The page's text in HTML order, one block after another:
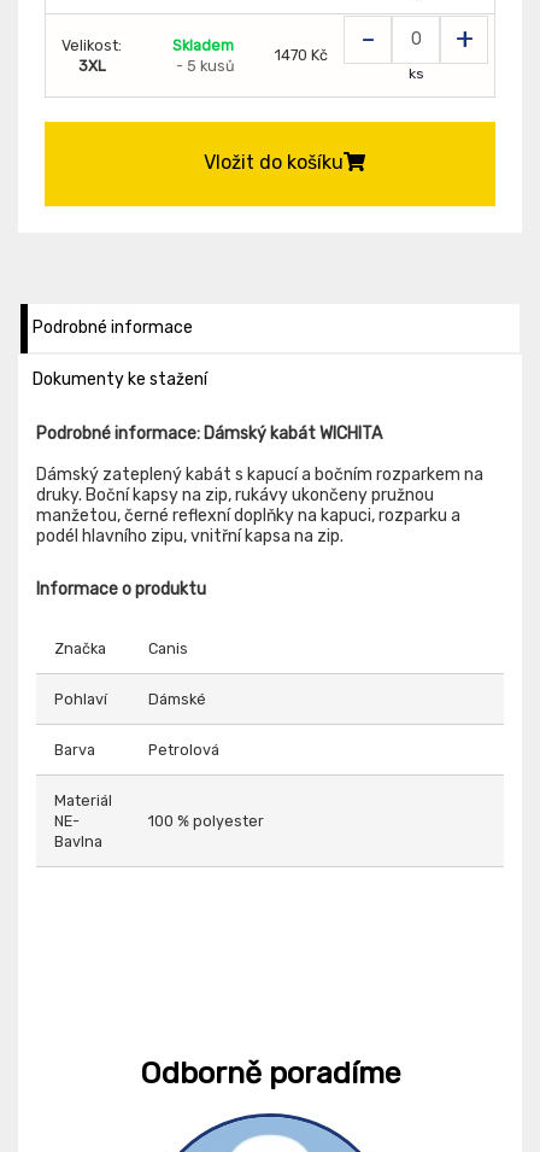
Velikost:
3XL
Skladem
- 5 kusů
1470 Kč - +
ks
Vložit do košíku
Podrobné informace
Dokumenty ke stažení
Podrobné informace: Dámský kabát WICHITA
Dámský zateplený kabát s kapucí a bočním rozparkem na
druky. Boční kapsy na zip, rukávy ukončeny pružnou
manžetou, černé reflexní doplňky na kapuci, rozparku a
podél hlavního zipu, vnitřní kapsa na zip.
Informace o produktu
Značka Canis
Pohlaví Dámské
Barva Petrolová
Materiál
NE-
Bavlna
100 % polyester
Odborně poradíme